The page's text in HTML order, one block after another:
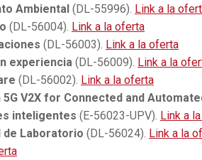
Ambiental (DL-55996). Link a la
(DL-56004). Link a la oferta
(DL-56003). Link a la oferta
experiencia (DL-56009). Link a la
(DL-56002). Link a la oferta
V2X for Connected and
inteligentes (E-56023-UPV). Link a
Laboratorio (DL-56024). Link a la